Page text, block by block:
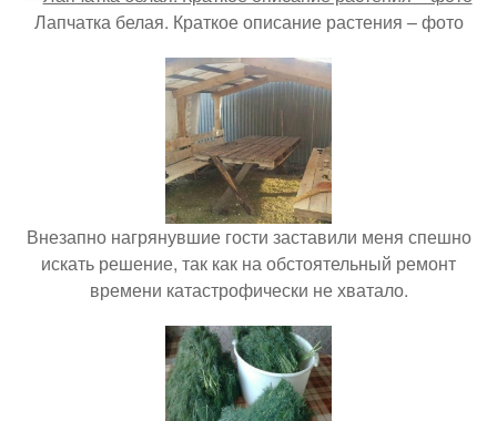
Лапчатка белая. Краткое описание растения – фото
Внезапно нагрянувшие гости заставили меня спешно
искать решение, так как на обстоятельный ремонт
времени катастрофически не хватало.